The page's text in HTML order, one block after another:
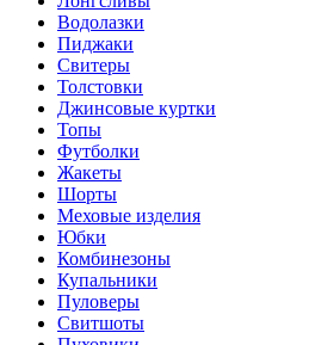
Водолазки
Пиджаки
Свитеры
Толстовки
Джинсовые куртки
Топы
Футболки
Жакеты
Шорты
Меховые изделия
Юбки
Комбинезоны
Купальники
Пуловеры
Свитшоты